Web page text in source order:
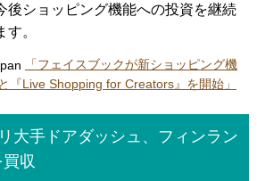
後ショッピング機能への投資を継続
。
「フェイスブックが新ショッピング機
『Live Shopping for Creators』を開始」
大手ドアダッシュ、フィンラン
収